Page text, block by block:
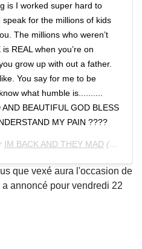
is I worked super hard to
speak for the millions of kids
The millions who weren’t
REAL when you’re on
grow up with out a father.
You say for me to be
what humble is..........
BEAUTIFUL GOD BLESS
MY PAIN ????
IM BACK AND THEY MAD (@6ix9ine) le 18 Mai 2020 à 1 :37 PDT
que vexé aura l'occasion de
annoncé pour vendredi 22